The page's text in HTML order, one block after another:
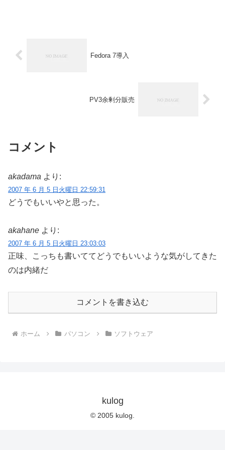
Fedora 7導入
PV3余剰分販売
コメント
akadama より:
2007 年 6 月 5 日火曜日 22:59:31
どうでもいいやと思った。
akahane より:
2007 年 6 月 5 日火曜日 23:03:03
正味、こっちも書いててどうでもいいような気がしてきた
のは内緒だ
コメントを書き込む
ホーム パソコン ソフトウェア
kulog
© 2005 kulog.